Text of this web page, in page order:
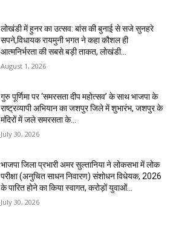
लोखंडी में हुनर का उत्सव: बांस की बुनाई से सजे सुनहरे
सपने,विधायक रायमुनी भगत ने कहा कौशल ही
आत्मनिर्भरता की सबसे बड़ी ताकत, लोखंडी...
August 1, 2026
गुरु पूर्णिमा पर ‘समरसता दीप महोत्सव’ के साथ भाजपा के
राष्ट्रव्यापी अभियान का जशपुर जिले में शुभारंभ, जशपुर के
मंदिरों में जले समरसता के...
July 30, 2026
भाजपा जिला प्रभारी अमर सुल्तानिया ने लोकसभा में लोक
परीक्षा (अनुचित साधन निवारण) संशोधन विधेयक, 2026
के पारित होने का किया स्वागत, करोड़ों युवाओं...
July 30, 2026